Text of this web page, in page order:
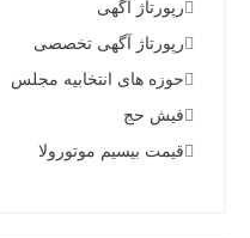
رپورتاژ آگهی
رپورتاژ آگهی تخصصی
حوزه های انتخابیه مجلس
فیش حج
قیمت بیسیم موتورولا